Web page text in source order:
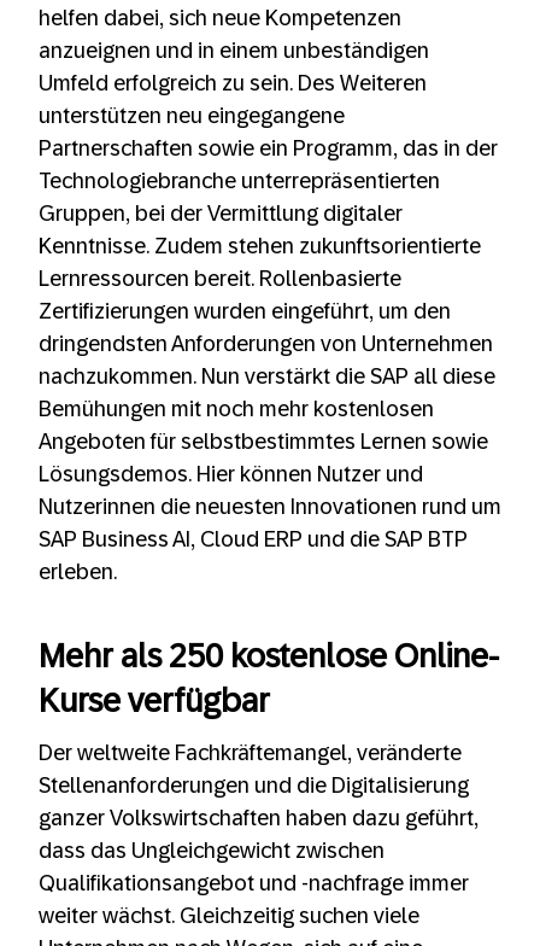
helfen dabei, sich neue Kompetenzen
anzueignen und in einem unbeständigen
Umfeld erfolgreich zu sein. Des Weiteren
unterstützen neu eingegangene
Partnerschaften sowie ein Programm, das in der
Technologiebranche unterrepräsentierten
Gruppen, bei der Vermittlung digitaler
Kenntnisse. Zudem stehen zukunftsorientierte
Lernressourcen bereit. Rollenbasierte
Zertifizierungen wurden eingeführt, um den
dringendsten Anforderungen von Unternehmen
nachzukommen. Nun verstärkt die SAP all diese
Bemühungen mit noch mehr kostenlosen
Angeboten für selbstbestimmtes Lernen sowie
Lösungsdemos. Hier können Nutzer und
Nutzerinnen die neuesten Innovationen rund um
SAP Business AI, Cloud ERP und die SAP BTP
erleben.
Mehr als 250 kostenlose Online-
Kurse verfügbar
Der weltweite Fachkräftemangel, veränderte
Stellenanforderungen und die Digitalisierung
ganzer Volkswirtschaften haben dazu geführt,
dass das Ungleichgewicht zwischen
Qualifikationsangebot und -nachfrage immer
weiter wächst. Gleichzeitig suchen viele